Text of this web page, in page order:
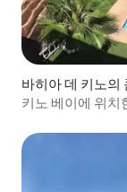
바히아 데 키노의
키노 베이에 위치